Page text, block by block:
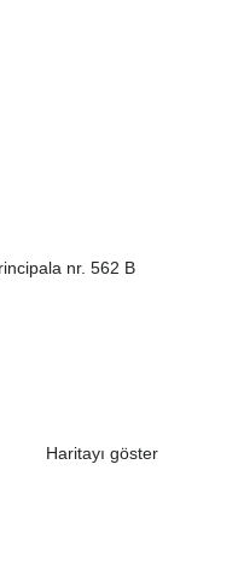
nr. 562 B
Haritayı göster